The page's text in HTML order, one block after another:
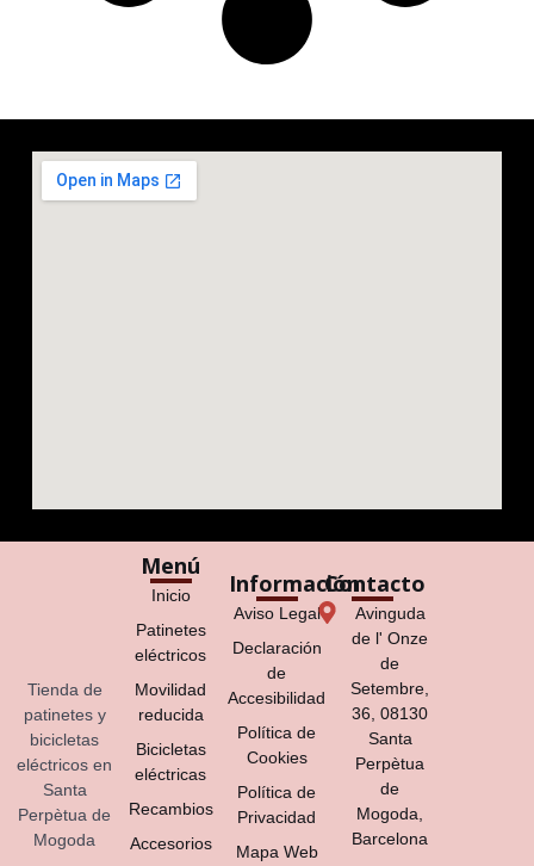
Tienda de
patinetes y
bicicletas
eléctricos en
Santa
Perpètua de
Mogoda
Menú
Inicio
Patinetes
eléctricos
Movilidad
reducida
Bicicletas
eléctricas
Recambios
Accesorios
Información
Aviso Legal
Declaración
de
Accesibilidad
Política de
Cookies
Política de
Privacidad
Mapa Web
Contacto
Avinguda
de l' Onze
de
Setembre,
36, 08130
Santa
Perpètua
de
Mogoda,
Barcelona